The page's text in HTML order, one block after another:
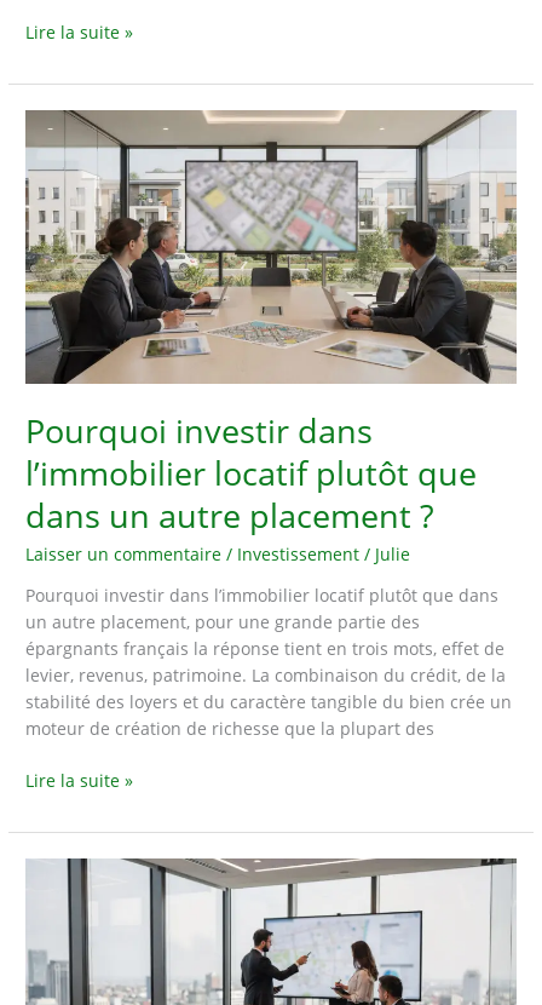
Comment
son
premier
investissement
locatif
?
Lire la suite »
Pourquoi investir dans
l’immobilier locatif plutôt que
dans un autre placement ?
Laisser un commentaire / Investissement / Julie
Pourquoi investir dans l’immobilier locatif plutôt que dans
un autre placement, pour une grande partie des
épargnants français la réponse tient en trois mots, effet de
levier, revenus, patrimoine. La combinaison du crédit, de la
stabilité des loyers et du caractère tangible du bien crée un
moteur de création de richesse que la plupart des
Pourquoi
dans
l’immobilier
plutôt
dans
un
Lire la suite »